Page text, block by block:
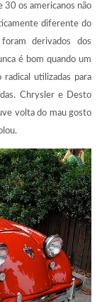
30 os americanos não
diferente do
derivados dos
é bom quando um
utilizadas para
Chrysler e Desto
volta do mau gosto